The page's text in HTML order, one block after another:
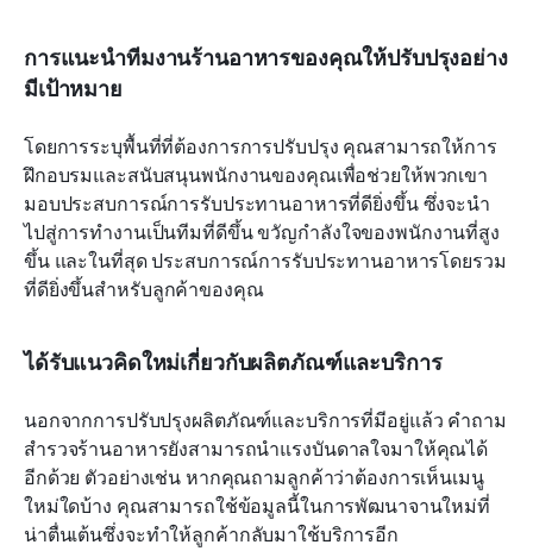
การแนะนำทีมงานร้านอาหารของคุณให้ปรับปรุงอย่าง
มีเป้าหมาย
โดยการระบุพื้นที่ที่ต้องการการปรับปรุง คุณสามารถให้การ
ฝึกอบรมและสนับสนุนพนักงานของคุณเพื่อช่วยให้พวกเขา
มอบประสบการณ์การรับประทานอาหารที่ดียิ่งขึ้น ซึ่งจะนำ
ไปสู่การทำงานเป็นทีมที่ดีขึ้น ขวัญกำลังใจของพนักงานที่สูง
ขึ้น และในที่สุด ประสบการณ์การรับประทานอาหารโดยรวม
ที่ดียิ่งขึ้นสำหรับลูกค้าของคุณ
ได้รับแนวคิดใหม่เกี่ยวกับผลิตภัณฑ์และบริการ
นอกจากการปรับปรุงผลิตภัณฑ์และบริการที่มีอยู่แล้ว คำถาม
สำรวจร้านอาหารยังสามารถนำแรงบันดาลใจมาให้คุณได้
อีกด้วย ตัวอย่างเช่น หากคุณถามลูกค้าว่าต้องการเห็นเมนู
ใหม่ใดบ้าง คุณสามารถใช้ข้อมูลนี้ในการพัฒนาจานใหม่ที่
น่าตื่นเต้นซึ่งจะทำให้ลูกค้ากลับมาใช้บริการอีก